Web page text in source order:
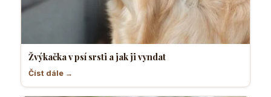
Žvýkačka v psí srsti a jak ji vyndat
Číst dále →